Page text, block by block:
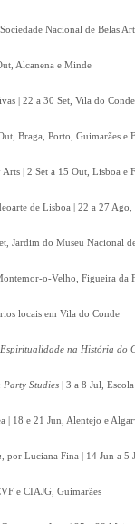
Nacional de Belas
Alcanena e Minde
| 22 a 30 Set, Vila do Conde
Braga, Porto, Guimarães e
| 2 Set a 15 Out, Lisboa e
de Lisboa | 22 a 27
Jardim do Museu Nacional
o-Velho, Figueira da
locais em Vila do Conde
Espiritualidade na História do
Party Studies | 3 a 8 Jul,
| 18 e 21 Jun, Alentejo e
, por Luciana Fina | 14 Jun a 5
e CIAJG, Guimarães